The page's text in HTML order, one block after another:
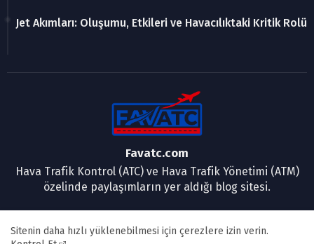
Jet Akımları: Oluşumu, Etkileri ve Havacılıktaki Kritik Rolü
Favatc.com
Hava Trafik Kontrol (ATC) ve Hava Trafik Yönetimi (ATM)
özelinde paylaşımların yer aldığı blog sitesi.
Sitenin daha hızlı yüklenebilmesi için çerezlere izin verin.